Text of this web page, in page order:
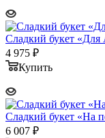
Сладкий букет
4 975 ₽
Купить
Сладкий букет «На
6 007 ₽